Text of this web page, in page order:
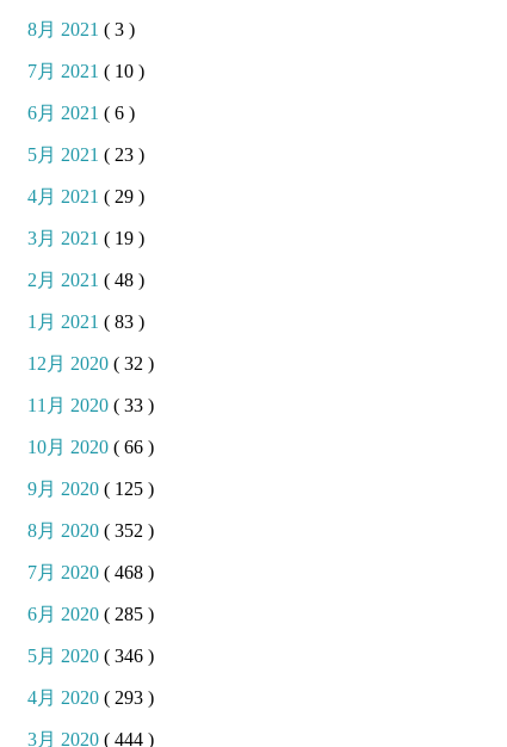
8月 2021 ( 3 )
7月 2021 ( 10 )
6月 2021 ( 6 )
5月 2021 ( 23 )
4月 2021 ( 29 )
3月 2021 ( 19 )
2月 2021 ( 48 )
1月 2021 ( 83 )
12月 2020 ( 32 )
11月 2020 ( 33 )
10月 2020 ( 66 )
9月 2020 ( 125 )
8月 2020 ( 352 )
7月 2020 ( 468 )
6月 2020 ( 285 )
5月 2020 ( 346 )
4月 2020 ( 293 )
3月 2020 ( 444 )